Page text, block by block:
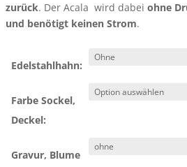
zurück. Der Acala wird dabeiohne
und benötigt keinen Strom.
Edelstahlhahn:
Farbe Sockel,
Deckel:
Gravur, Blume